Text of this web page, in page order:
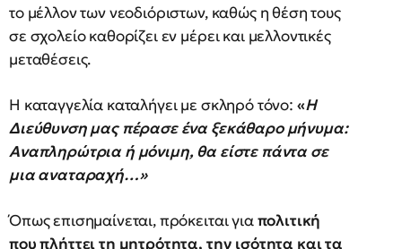
το μέλλον των νεοδιόριστων, καθώς η θέση τους
σε σχολείο καθορίζει εν μέρει και μελλοντικές
μεταθέσεις.
Η καταγγελία καταλήγει με σκληρό τόνο: «Η
Διεύθυνση μας πέρασε ένα ξεκάθαρο μήνυμα:
Αναπληρώτρια ή μόνιμη, θα είστε πάντα σε
μια αναταραχή…»
Όπως επισημαίνεται, πρόκειται γιαπολιτική
που πλήττει τη μητρότητα, την ισότητα και τα